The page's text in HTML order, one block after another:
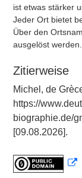
ist etwas stärker
Jeder Ort bietet
Über den
ausgelöst werden.
Zitierweise
Michel, de
https://
biographie.de/
[09.08.2026].